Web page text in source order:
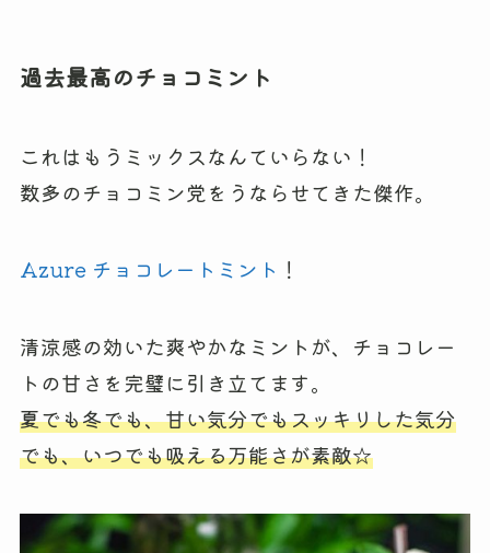
過去最高のチョコミント
これはもうミックスなんていらない！
数多のチョコミン党をうならせてきた傑作。
Azure チョコレートミント ！
清涼感の効いた爽やかなミントが、チョコレー
トの甘さを完璧に引き立てます。
夏でも冬でも、甘い気分でもスッキリした気分
でも、いつでも吸える万能さが素敵☆